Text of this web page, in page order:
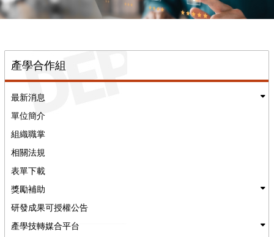
產學合作組
最新消息
單位簡介
組織職掌
相關法規
表單下載
獎勵補助
研發成果可授權公告
產學技轉媒合平台